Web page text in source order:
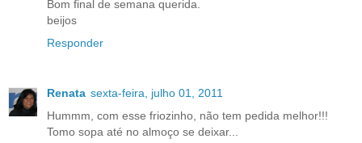
Bom final de semana querida.
beijos
Responder
Renata sexta-feira, julho 01, 2011
Hummm, com esse friozinho, não tem pedida melhor!!!
Tomo sopa até no almoço se deixar...